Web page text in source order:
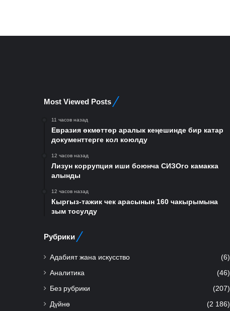
Most Viewed Posts
11 часов назад
Евразия өкмөттөр аралык кеңешинде бир катар
документтерге кол коюлду
12 часов назад
Лизун коррупция иши боюнча СИЗОго камакка
алынды
12 часов назад
Кыргыз-тажик чек арасынын 160 чакырымына
зым тосулду
Рубрики
Адабият жана искусство (6)
Аналитика (46)
Без рубрики (207)
Дүйнө (2 186)